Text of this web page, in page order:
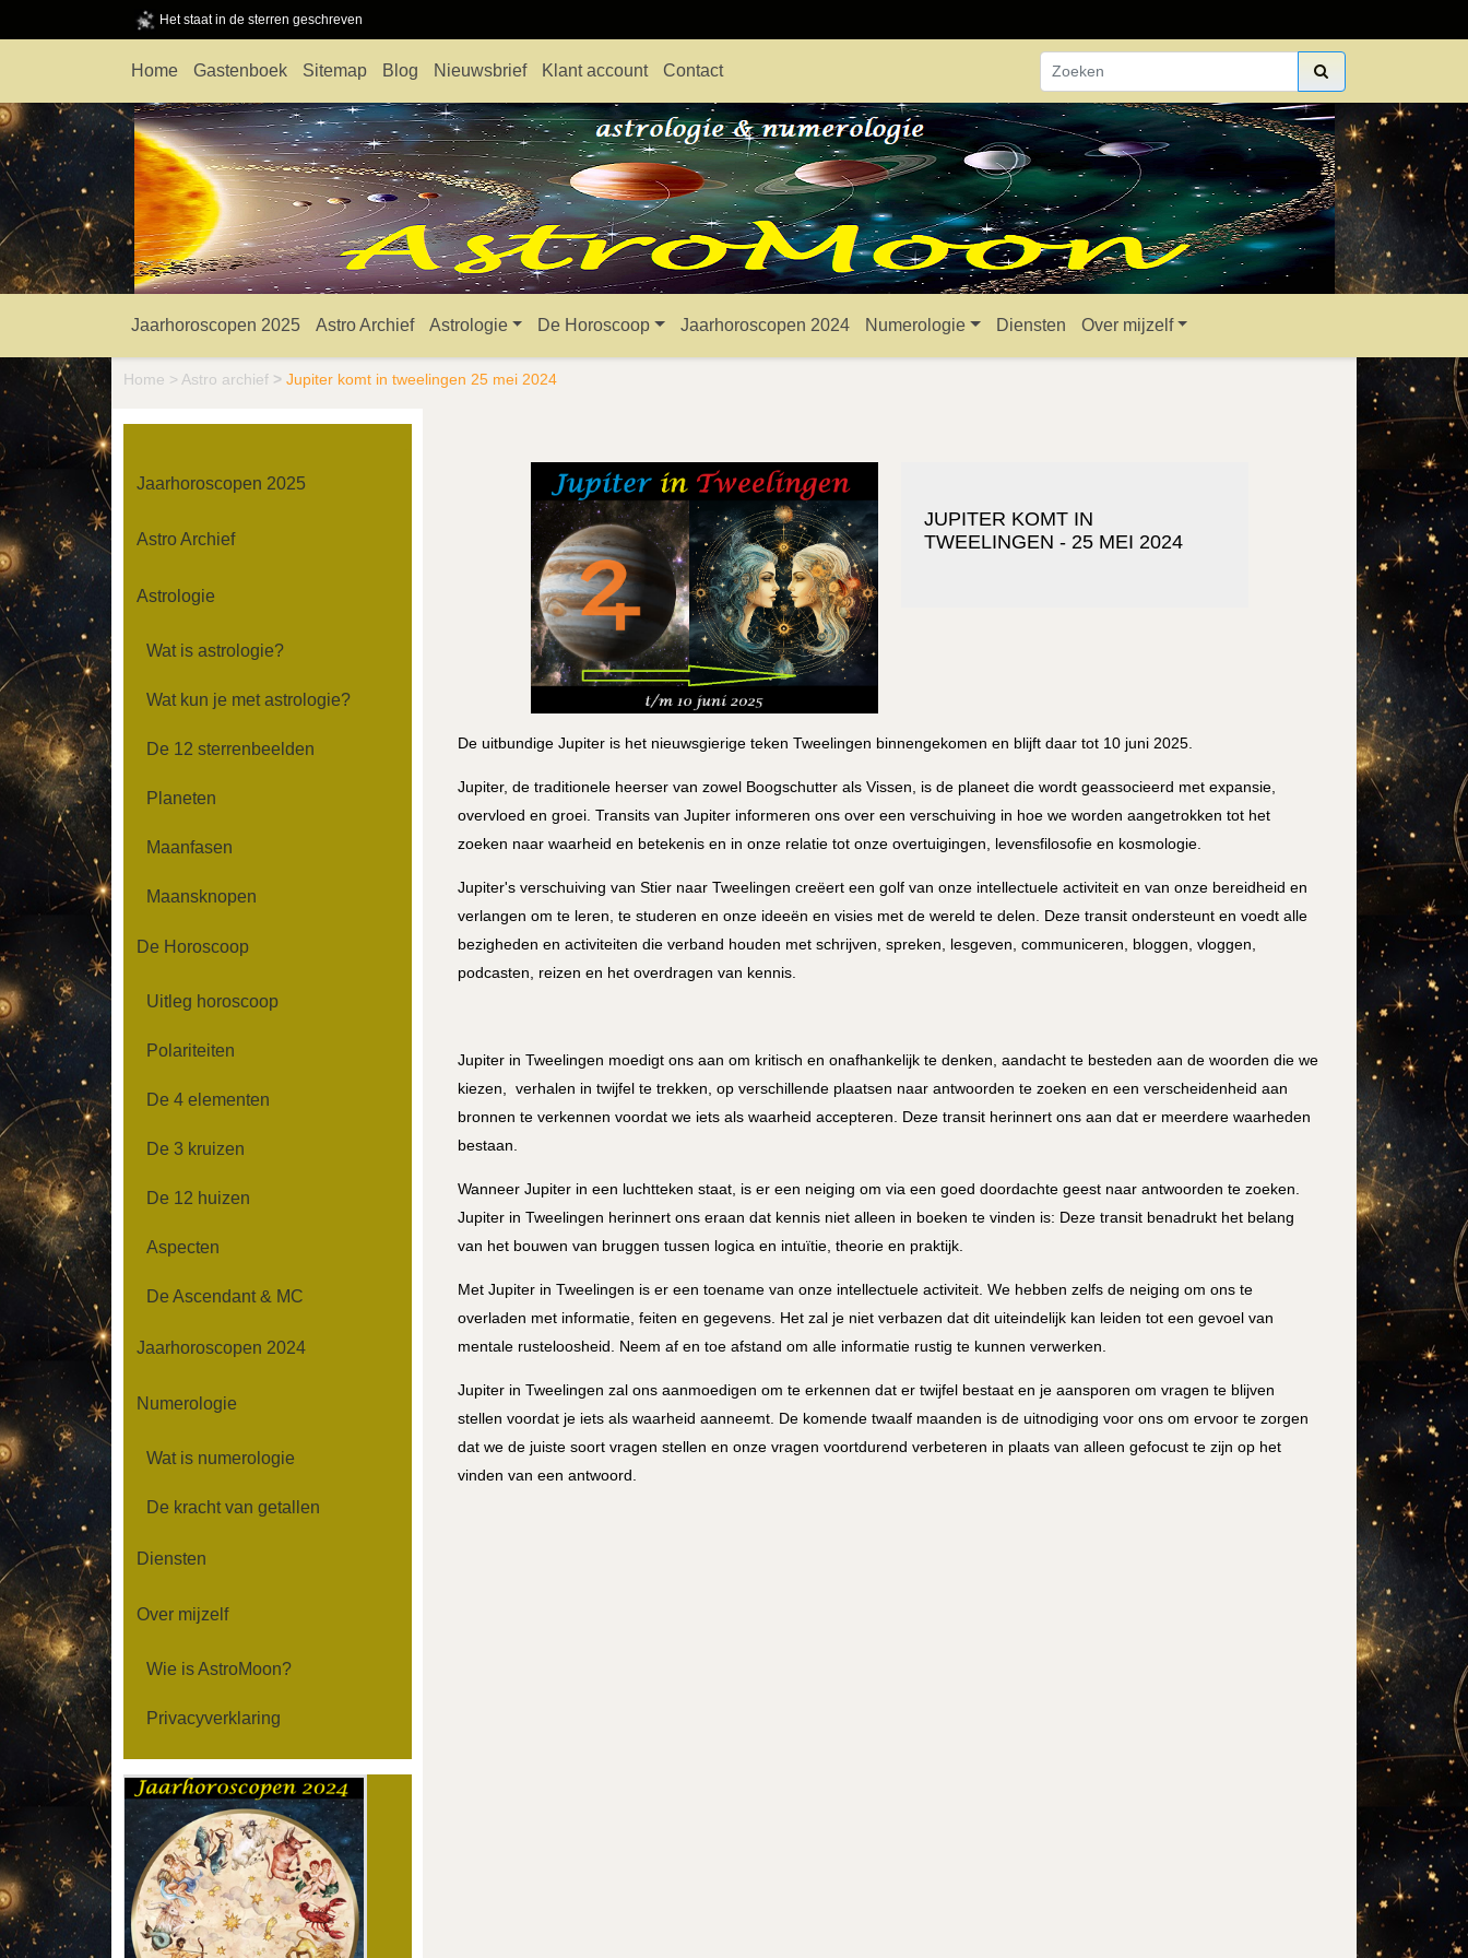
Het staat in de sterren geschreven
Home Gastenboek Sitemap Blog Nieuwsbrief Klant account Contact
Jaarhoroscopen 2025 Astro Archief Astrologie De Horoscoop Jaarhoroscopen 2024 Numerologie Diensten Over mijzelf
Home > Astro archief > Jupiter komt in tweelingen 25 mei 2024
Jaarhoroscopen 2025
Astro Archief
Astrologie
Wat is astrologie?
Wat kun je met astrologie?
De 12 sterrenbeelden
Planeten
Maanfasen
Maansknopen
De Horoscoop
Uitleg horoscoop
Polariteiten
De 4 elementen
De 3 kruizen
De 12 huizen
Aspecten
De Ascendant & MC
Jaarhoroscopen 2024
Numerologie
Wat is numerologie
De kracht van getallen
Diensten
Over mijzelf
Wie is AstroMoon?
Privacyverklaring
JUPITER KOMT IN
TWEELINGEN - 25 MEI 2024
De uitbundige Jupiter is het nieuwsgierige teken Tweelingen binnengekomen en blijft daar tot 10 juni 2025.
Jupiter, de traditionele heerser van zowel Boogschutter als Vissen, is de planeet die wordt geassocieerd met expansie,
overvloed en groei. Transits van Jupiter informeren ons over een verschuiving in hoe we worden aangetrokken tot het
zoeken naar waarheid en betekenis en in onze relatie tot onze overtuigingen, levensfilosofie en kosmologie.
Jupiter's verschuiving van Stier naar Tweelingen creëert een golf van onze intellectuele activiteit en van onze bereidheid en
verlangen om te leren, te studeren en onze ideeën en visies met de wereld te delen. Deze transit ondersteunt en voedt alle
bezigheden en activiteiten die verband houden met schrijven, spreken, lesgeven, communiceren, bloggen, vloggen,
podcasten, reizen en het overdragen van kennis.
Jupiter in Tweelingen moedigt ons aan om kritisch en onafhankelijk te denken, aandacht te besteden aan de woorden die we
kiezen, verhalen in twijfel te trekken, op verschillende plaatsen naar antwoorden te zoeken en een verscheidenheid aan
bronnen te verkennen voordat we iets als waarheid accepteren. Deze transit herinnert ons aan dat er meerdere waarheden
bestaan.
Wanneer Jupiter in een luchtteken staat, is er een neiging om via een goed doordachte geest naar antwoorden te zoeken.
Jupiter in Tweelingen herinnert ons eraan dat kennis niet alleen in boeken te vinden is: Deze transit benadrukt het belang
van het bouwen van bruggen tussen logica en intuïtie, theorie en praktijk.
Met Jupiter in Tweelingen is er een toename van onze intellectuele activiteit. We hebben zelfs de neiging om ons te
overladen met informatie, feiten en gegevens. Het zal je niet verbazen dat dit uiteindelijk kan leiden tot een gevoel van
mentale rusteloosheid. Neem af en toe afstand om alle informatie rustig te kunnen verwerken.
Jupiter in Tweelingen zal ons aanmoedigen om te erkennen dat er twijfel bestaat en je aansporen om vragen te blijven
stellen voordat je iets als waarheid aanneemt. De komende twaalf maanden is de uitnodiging voor ons om ervoor te zorgen
dat we de juiste soort vragen stellen en onze vragen voortdurend verbeteren in plaats van alleen gefocust te zijn op het
vinden van een antwoord.